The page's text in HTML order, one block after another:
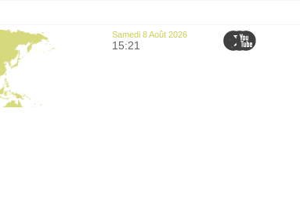
Samedi 8 Août 2026
15:21